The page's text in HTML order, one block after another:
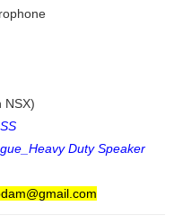
NSX)
Duty Speaker